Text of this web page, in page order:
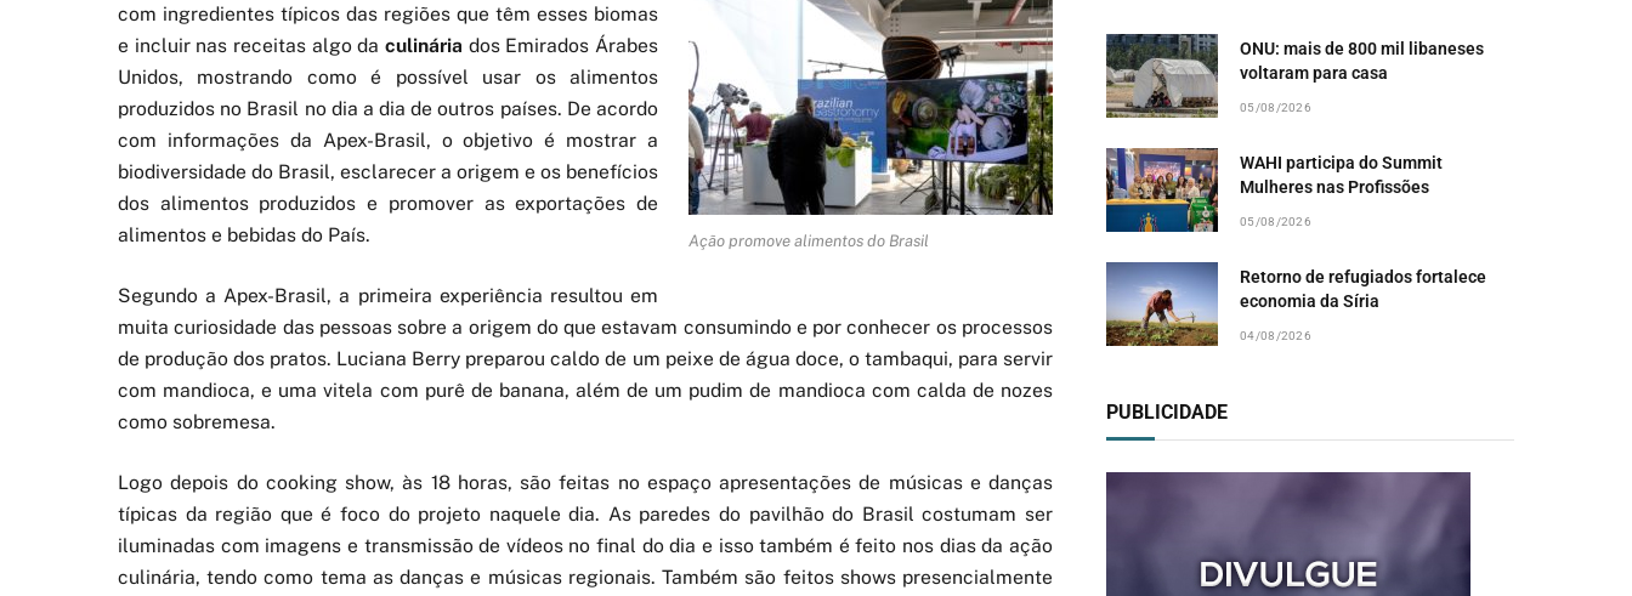
Ação promove alimentos do Brasil
com ingredientes típicos das regiões que têm esses biomas
e incluir nas receitas algo da culinária dos Emirados Árabes
Unidos, mostrando como é possível usar os alimentos
produzidos no Brasil no dia a dia de outros países. De acordo
com informações da Apex-Brasil, o objetivo é mostrar a
biodiversidade do Brasil, esclarecer a origem e os benefícios
dos alimentos produzidos e promover as exportações de
alimentos e bebidas do País.
Segundo a Apex-Brasil, a primeira experiência resultou em
muita curiosidade das pessoas sobre a origem do que estavam consumindo e por conhecer os processos
de produção dos pratos. Luciana Berry preparou caldo de um peixe de água doce, o tambaqui, para servir
com mandioca, e uma vitela com purê de banana, além de um pudim de mandioca com calda de nozes
como sobremesa.
Logo depois do cooking show, às 18 horas, são feitas no espaço apresentações de músicas e danças
típicas da região que é foco do projeto naquele dia. As paredes do pavilhão do Brasil costumam ser
iluminadas com imagens e transmissão de vídeos no final do dia e isso também é feito nos dias da ação
culinária, tendo como tema as danças e músicas regionais. Também são feitos shows presencialmente
ONU: mais de 800 mil libaneses
voltaram para casa
05/08/2026
WAHI participa do Summit
Mulheres nas Profissões
05/08/2026
Retorno de refugiados fortalece
economia da Síria
04/08/2026
PUBLICIDADE